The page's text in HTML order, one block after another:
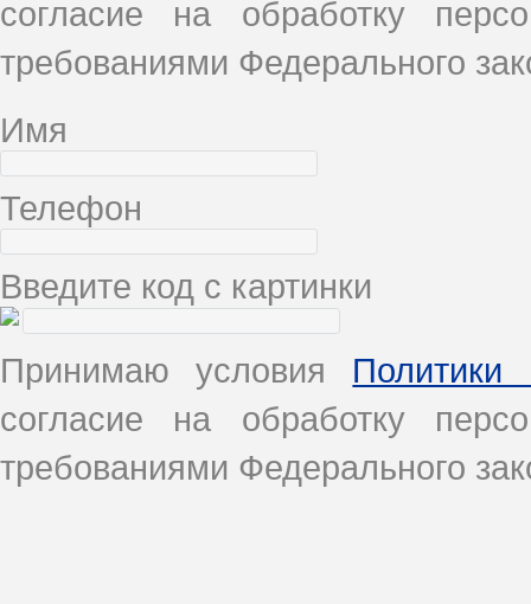
согласие на обработку
требованиями Федерального
Имя
Телефон
Введите код с картинки
Принимаю условия Политики
согласие на обработку
требованиями Федерального